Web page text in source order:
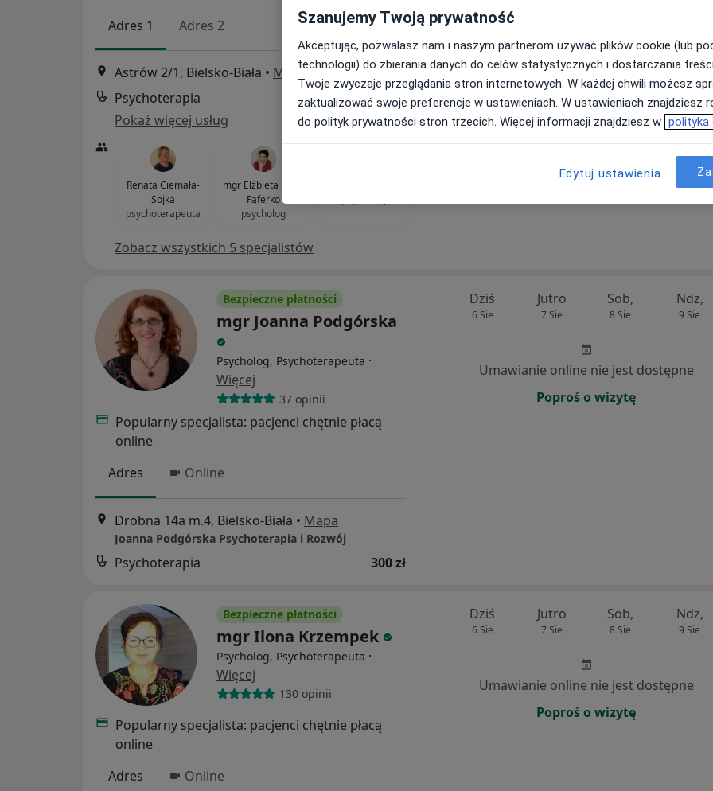
Adres 1 Adres 2
Astrów 2/1, Bielsko-Biała • Mapa
Psychoterapia
180 zł
Pokaż więcej usług
Renata Ciemała-
Sojka
psychoterapeuta
mgr Elżbieta Rybij-
Fąferko
psycholog
Zobacz wszystkich 5 specjalistów
Bezpieczne płatności
mgr Joanna Podgórska
Psycholog, Psychoterapeuta ·
Więcej
37 opinii
Popularny specjalista: pacjenci chętnie płacą
online
Adres
Online
Drobna 14a m.4, Bielsko-Biała • Mapa
Joanna Podgórska Psychoterapia i Rozwój
Psychoterapia 300 zł
Dziś
6 Sie
Jutro
7 Sie
Sob,
8 Sie
Ndz,
9 Sie
Umawianie online nie jest dostępne
Poproś o wizytę
Bezpieczne płatności
mgr Ilona Krzempek
Psycholog, Psychoterapeuta ·
Więcej
130 opinii
Popularny specjalista: pacjenci chętnie płacą
online
Adres
Online
Dziś
6 Sie
Jutro
7 Sie
Sob,
8 Sie
Ndz,
9 Sie
Umawianie online nie jest dostępne
Poproś o wizytę
Szanujemy Twoją prywatność
Akceptując, pozwalasz nam i naszym partnerom używać plików cookie (lub
technologii) do zbierania danych do celów statystycznych i dostarczania
Twoje zwyczaje przeglądania stron internetowych. W każdej chwili możesz
zaktualizować swoje preferencje w ustawieniach. W ustawieniach znajdziesz
do polityk prywatności stron trzecich. Więcej informacji znajdziesz w polityka
Edytuj ustawienia